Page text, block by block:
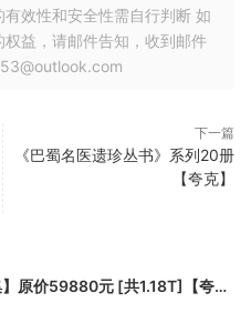
效性和安全性需自行判断 如
益，请邮件告知，收到邮件
下一篇
《巴蜀名医遗珍丛书》系列20册
【夸克】
原价59880元 [共1.18T]【夸